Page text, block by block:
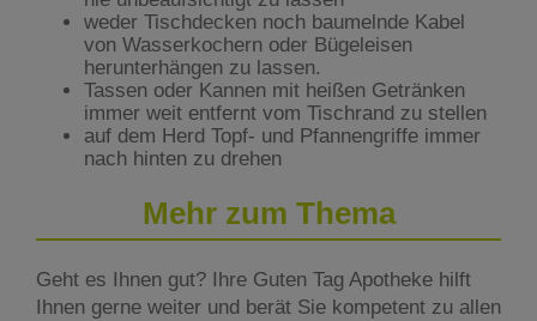
weder Tischdecken noch baumelnde Kabel
von Wasserkochern oder Bügeleisen
herunterhängen zu lassen.
Tassen oder Kannen mit heißen Getränken
immer weit entfernt vom Tischrand zu stellen
auf dem Herd Topf- und Pfannengriffe immer
nach hinten zu drehen
Mehr zum Thema
Geht es Ihnen gut? Ihre Guten Tag Apotheke hilft
Ihnen gerne weiter und berät Sie kompetent zu allen